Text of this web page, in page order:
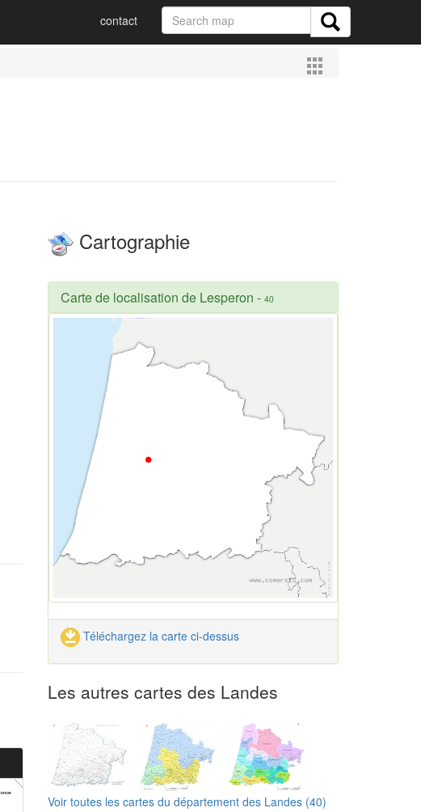
contact
Cartographie
Carte de localisation de Lesperon - 40
Téléchargez la carte ci-dessus
Les autres cartes des Landes
Voir toutes les cartes du département des Landes (40)